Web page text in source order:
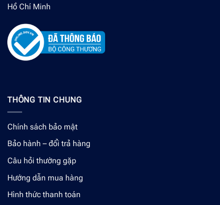
Hồ Chí Minh
THÔNG TIN CHUNG
Chính sách bảo mật
Bảo hành – đổi trả hàng
Câu hỏi thường gặp
Hướng dẫn mua hàng
Hình thức thanh toán